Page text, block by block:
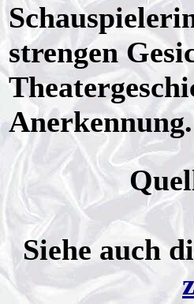
strengen
Anerkennung.
Siehe auch